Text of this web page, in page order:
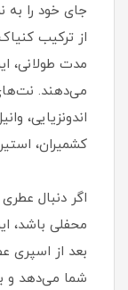
جای خود را به
از ترکیب
مدت طولانی،
می‌دهند.
اندونزیایی،
کشمیران،
اگر دنبال
محفلی باشد،
بعد از اسپری
شما می‌دهد و